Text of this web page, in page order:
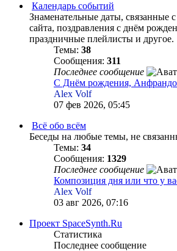
Календарь событий
Знаменательные даты, связанные
сайта, поздравления c днём
праздничные плейлисты и другое.
Темы: 38
Сообщения: 311
Последнее сообщение
С Днём рождения,
Alex Volf
07 фев 2026, 05:45
Всё обо всём
Беседы на любые темы, не
Темы: 34
Сообщения: 1329
Последнее сообщение
Композиция дня или что у
Alex Volf
03 авг 2026, 07:16
Проект SpaceSynth.Ru
Статистика
Последнее сообщение